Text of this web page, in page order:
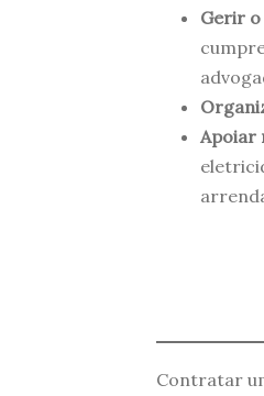
Gerir
Apoiar
Contratar